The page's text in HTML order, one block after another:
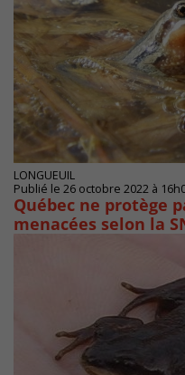
LONGUEUIL
Publié le 26 octobre 2022 à
Québec ne protège
menacées selon la